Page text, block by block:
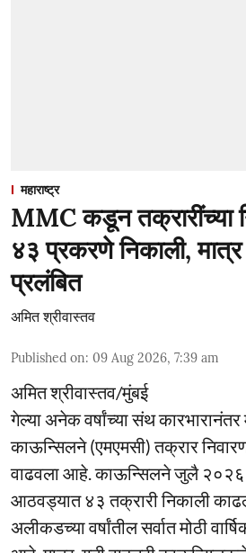
महाराष्ट्र
MMC कडून तक्रारींच्या
४३ प्रकरणे निकाली,
प्रलंबित
अमित श्रीवास्तव
Published on: 09 Aug 2026, 7:39 am
अमित श्रीवास्तव/मुंबई
गेल्या अनेक वर्षांच्या संथ
काऊन्सिलने (एमएमसी) तक्रार
वाढवला आहे. काऊन्सिलने जुलै २०२६
आठवड्यात ४३ तक्रारी निकाली
अलीकडच्या वर्षांतील सर्वात मोठी